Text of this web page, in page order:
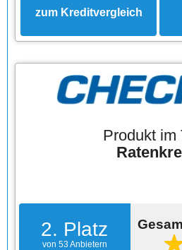
zum Kreditvergleich
Produkt im
2. Platz
von 53 Anbietern